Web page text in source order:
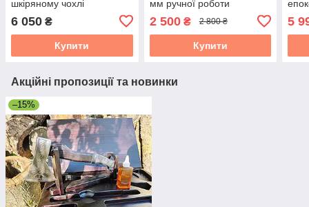
шкіряному чохлі
6 050 ₴
Купити
мм ручної роботи
2 500₴ 2 800 ₴
Купити
5
Акційні пропозиції та новинки
–15%